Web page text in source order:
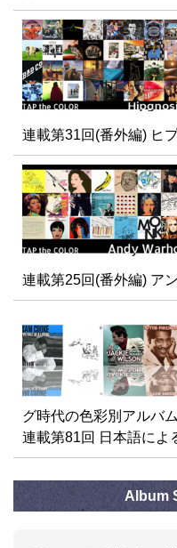
連載第31回(番外編) ヒ
連載第25回(番外編) ア
グ時代の色彩別アルバ
連載第81回 日本語に
Album